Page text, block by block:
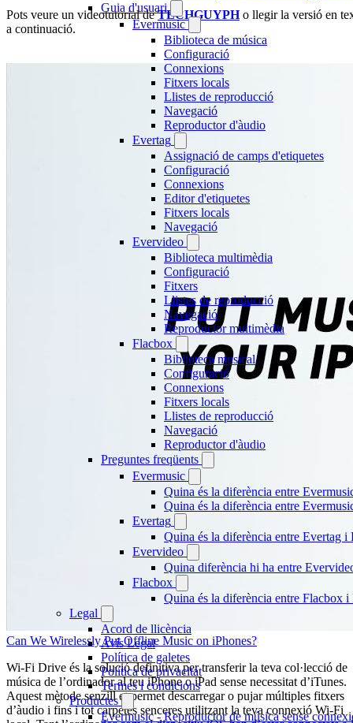
Guia d'usuari
Evermusic
Biblioteca de música
Configuració
Connexions
Fitxers locals
Llistes de reproducció
Navegació
Reproductor d'àudio
Evertag
Assignació de camps d'etiquetes
Configuració
Connexions
Editor d'etiquetes
Fitxers locals
Navegació
Evervideo
Biblioteca multimèdia
Configuració
Fitxers
Llistes de reproducció
Navegació
Reproductor multimèdia
Flacbox
Biblioteca musical
Configuració
Connexions
Fitxers locals
Llistes de reproducció
Navegació
Reproductor d'àudio
Preguntes freqüents
Evermusic
Quina és la diferència entre
Quina és la diferència entre
Evertag
Quina és la diferència entre Evertag i
Evervideo
Quina diferència hi ha entre
Flacbox
Quina és la diferència entre Flacbox
Legal
Acord de llicència
Avís Legal
Política de galetes
Política de privacitat
Termes i condicions
Productes
Evermusic - Reproductor de música sense
Pots veure un videotutorial deTECHGUYPHo llegir la versió en
a continuació.
Can We Wirelessly Put Offline Music on iPhones?
Wi-Fi Drive és la solució definitiva per transferir la teva col·lecció de
música de l’ordinador al teu iPhone o iPad sense necessitat d’iTunes.
Aquest mètode senzill et permet descarregar o pujar múltiples fitxers
d’àudio i fins i tot carpetes senceres utilitzant la teva connexió Wi-Fi